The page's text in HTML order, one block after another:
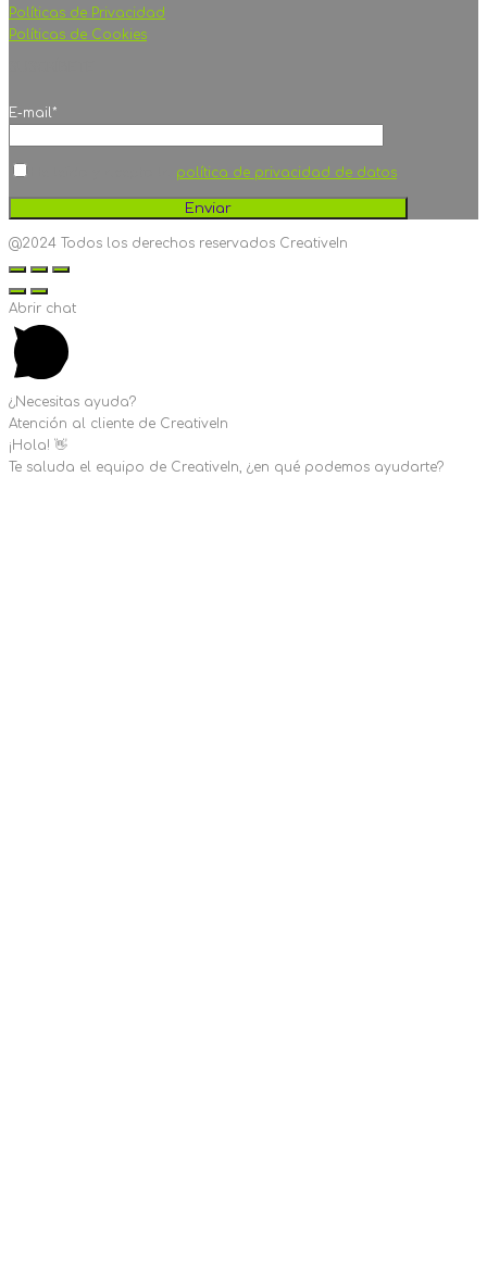
Políticas de Privacidad
Políticas de Cookies
E-mail*
política de privacidad de datos
@2024 Todos los derechos reservados CreativeIn
Abrir chat
¿Necesitas ayuda?
Atención al cliente de CreativeIn
¡Hola! 👋
Te saluda el equipo de CreativeIn, ¿en qué podemos ayudarte?